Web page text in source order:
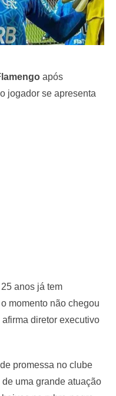
após
jogador se apresenta
anos já tem
momento não chegou
diretor executivo
promessa no clube
uma grande atuação